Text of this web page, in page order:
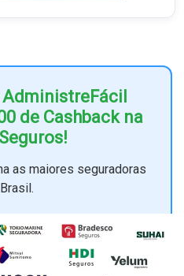
de Cashback na
as maiores seguradoras